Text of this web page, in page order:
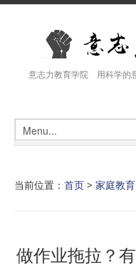
意志力教育学院 用科学的
当前位置： 首页 > 家庭教育
做作业拖拉？